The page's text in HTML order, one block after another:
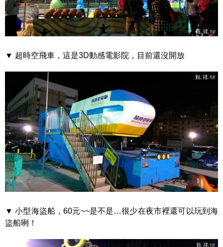
▼ 超時空飛車，這是3D動感電影院，目前還沒開放
▼ 小型海盜船，60元~~是不是…很少在夜市裡還可以玩到海
盜船咧！